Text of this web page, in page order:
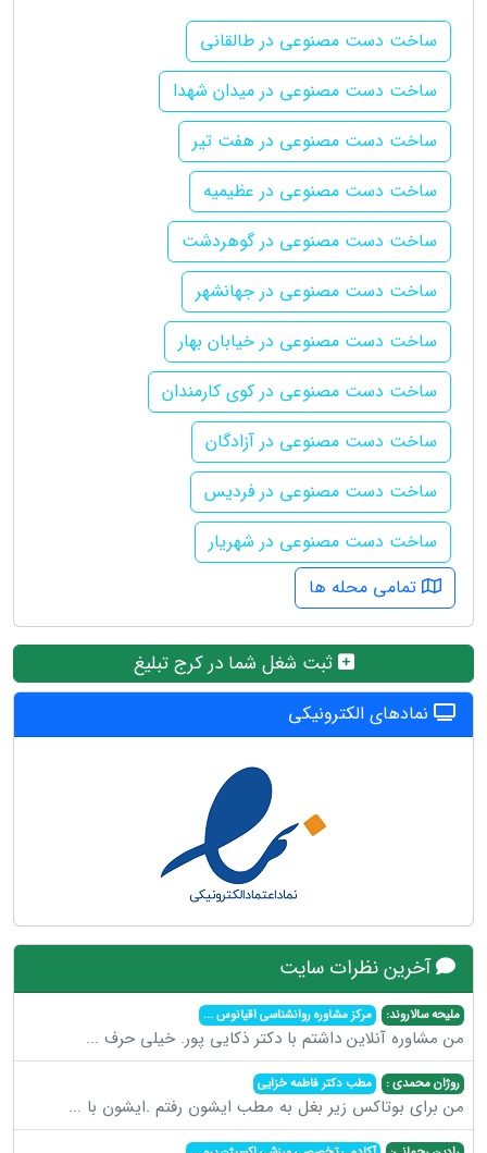
ساخت دست مصنوعی در طالقانی
ساخت دست مصنوعی در میدان شهدا
ساخت دست مصنوعی در هفت تیر
ساخت دست مصنوعی در عظیمیه
ساخت دست مصنوعی در گوهردشت
ساخت دست مصنوعی در جهانشهر
ساخت دست مصنوعی در خیابان بهار
ساخت دست مصنوعی در کوی کارمندان
ساخت دست مصنوعی در آزادگان
ساخت دست مصنوعی در فردیس
ساخت دست مصنوعی در شهریار
تمامی محله ها
ثبت شغل شما در کرج تبلیغ
نمادهای الکترونیکی
آخرین نظرات سایت
ملیحه سالاروند: مرکز مشاوره روانشناسی اقیانوس...
من مشاوره آنلاین داشتم با دکتر ذکایی پور. خیلی حرف ...
روژان محمدی : مطب دکتر فاطمه خزایی
من برای بوتاکس زیر بغل به مطب ایشون رفتم .ایشون با ...